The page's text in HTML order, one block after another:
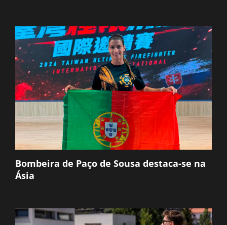
Bombeira de Paço de Sousa destaca-se na
Ásia